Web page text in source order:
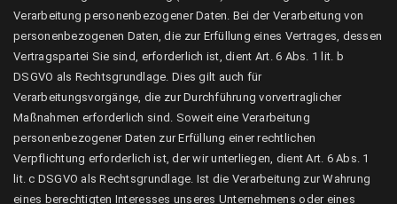
Verarbeitung personenbezogener Daten. Bei der Verarbeitung von
personenbezogenen Daten, die zur Erfüllung eines Vertrages, dessen
Vertragspartei Sie sind, erforderlich ist, dient Art. 6 Abs. 1 lit. b
DSGVO als Rechtsgrundlage. Dies gilt auch für
Verarbeitungsvorgänge, die zur Durchführung vorvertraglicher
Maßnahmen erforderlich sind. Soweit eine Verarbeitung
personenbezogener Daten zur Erfüllung einer rechtlichen
Verpflichtung erforderlich ist, der wir unterliegen, dient Art. 6 Abs. 1
lit. c DSGVO als Rechtsgrundlage. Ist die Verarbeitung zur Wahrung
eines berechtigten Interesses unseres Unternehmens oder eines